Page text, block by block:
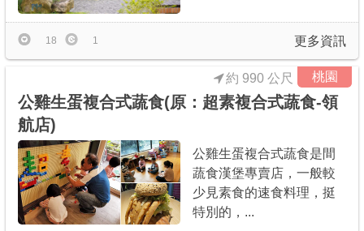
更多資訊
18 1
桃園
公雞生蛋複合式蔬食(原：超素複合式蔬食-領
航店)
約 990 公尺
公雞生蛋複合式蔬食是間
蔬食漢堡專賣店，一般較
少見素食的速食料理，挺
特別的，...